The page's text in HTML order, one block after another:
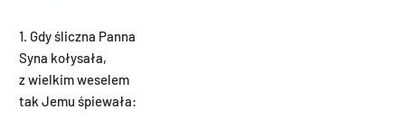
1. Gdy śliczna Panna
Syna kołysała,
z wielkim weselem
tak Jemu śpiewała: